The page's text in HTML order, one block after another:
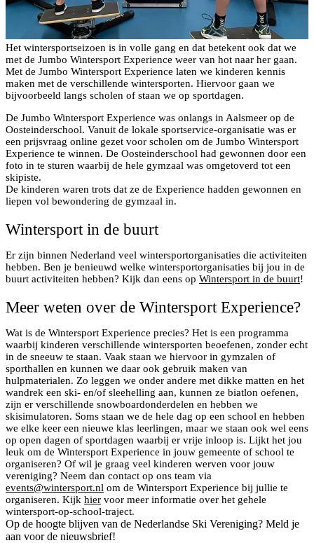
Het wintersportseizoen is in volle gang en dat betekent ook dat we
met de Jumbo Wintersport Experience weer van hot naar her gaan.
Met de Jumbo Wintersport Experience laten we kinderen kennis
maken met de verschillende wintersporten. Hiervoor gaan we
bijvoorbeeld langs scholen of staan we op sportdagen.
De Jumbo Wintersport Experience was onlangs in Aalsmeer op de
Oosteinderschool. Vanuit de lokale sportservice-organisatie was er
een prijsvraag online gezet voor scholen om de Jumbo Wintersport
Experience te winnen. De Oosteinderschool had gewonnen door een
foto in te sturen waarbij de hele gymzaal was omgetoverd tot een
skipiste.
De kinderen waren trots dat ze de Experience hadden gewonnen en
liepen vol bewondering de gymzaal in.
Wintersport in de buurt
Er zijn binnen Nederland veel wintersportorganisaties die activiteiten
hebben. Ben je benieuwd welke wintersportorganisaties bij jou in de
buurt activiteiten hebben? Kijk dan eens op Wintersport in de buurt!
Meer weten over de Wintersport Experience?
Wat is de Wintersport Experience precies? Het is een programma
waarbij kinderen verschillende wintersporten beoefenen, zonder echt
in de sneeuw te staan. Vaak staan we hiervoor in gymzalen of
sporthallen en kunnen we daar ook gebruik maken van
hulpmaterialen. Zo leggen we onder andere met dikke matten en het
wandrek een ski- en/of sleehelling aan, kunnen ze biatlon oefenen,
zijn er verschillende snowboardonderdelen en hebben we
skisimulatoren. Soms staan we de hele dag op een school en hebben
we elke keer een nieuwe klas leerlingen, maar we staan ook wel eens
op open dagen of sportdagen waarbij er vrije inloop is. Lijkt het jou
leuk om de Wintersport Experience in jouw gemeente of school te
organiseren? Of wil je graag veel kinderen werven voor jouw
vereniging? Neem dan contact op ons team via
events@wintersport.nl om de Wintersport Experience bij jullie te
organiseren. Kijk hier voor meer informatie over het gehele
wintersport-op-school-traject.
Op de hoogte blijven van de Nederlandse Ski Vereniging? Meld je
aan voor de nieuwsbrief!